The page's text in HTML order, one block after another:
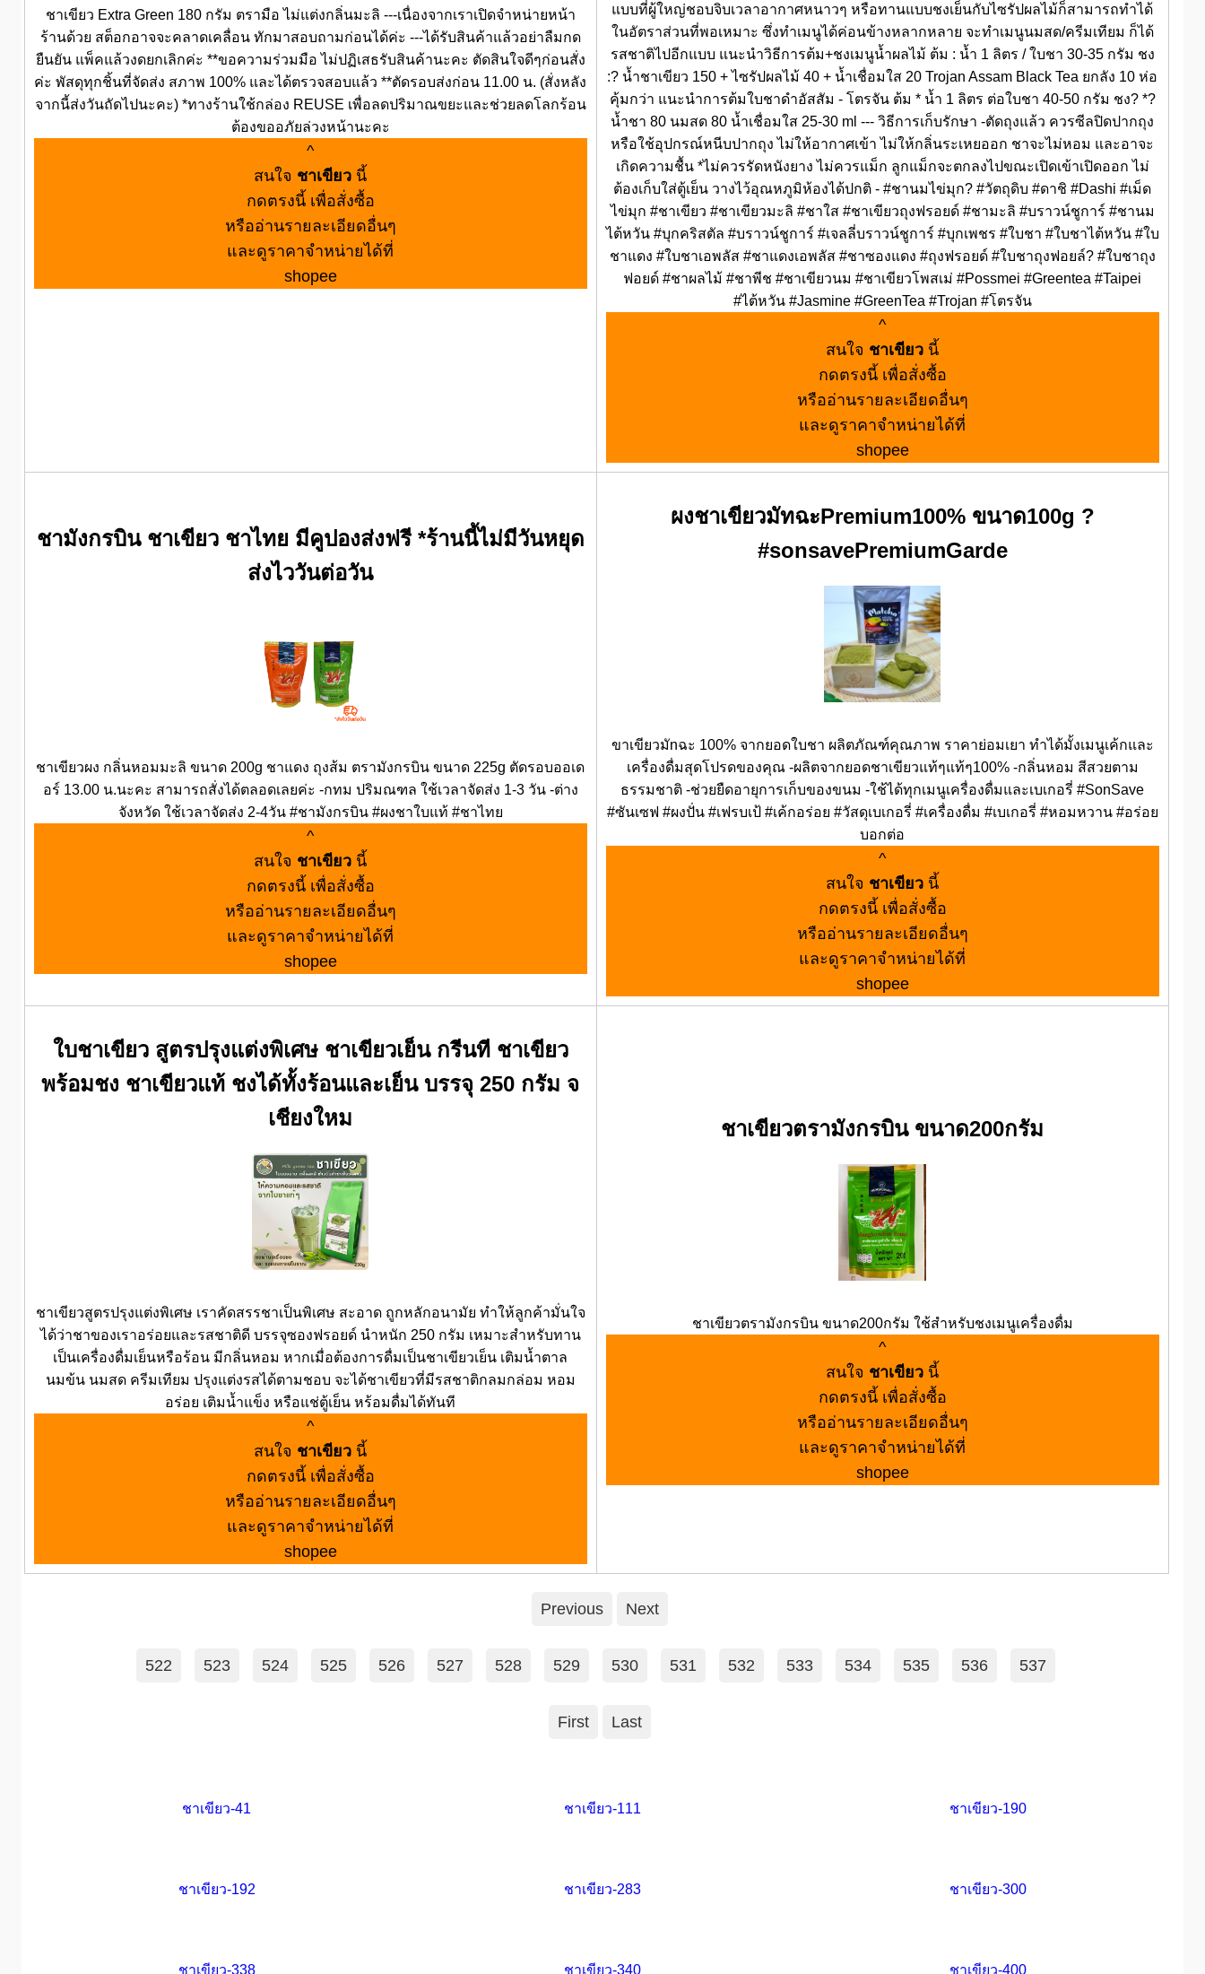
ชาเขียว Extra Green 180 กรัม ตรามือ ไม่แต่งกลิ่นมะลิ ---เนื่องจากเราเปิดจำหน่ายหน้า
ร้านด้วย สต็อกอาจจะคลาดเคลื่อน ทักมาสอบถามก่อนได้ค่ะ ---ได้รับสินค้าแล้วอย่าลืมกด
ยืนยัน แพ็คแล้วงดยกเลิกค่ะ **ขอความร่วมมือ ไม่ปฏิเสธรับสินค้านะคะ ตัดสินใจดีๆก่อนสั่ง
ค่ะ พัสดุทุกชิ้นที่จัดส่ง สภาพ 100% และได้ตรวจสอบแล้ว **ตัดรอบส่งก่อน 11.00 น. (สั่งหลัง
จากนี้ส่งวันถัดไปนะคะ) *ทางร้านใช้กล่อง REUSE เพื่อลดปริมาณขยะและช่วยลดโลกร้อน
ต้องขออภัยล่วงหน้านะคะ
^
สนใจ ชาเขียว นี้
กดตรงนี้ เพื่อสั่งซื้อ
หรืออ่านรายละเอียดอื่นๆ
และดูราคาจำหน่ายได้ที่
shopee
แบบที่ผู้ใหญ่ชอบจิบเวลาอากาศหนาวๆ หรือทานแบบชงเย็นกับไซรัปผลไม้ก็สามารถทำได้
ในอัตราส่วนที่พอเหมาะ ซึ่งทำเมนูได้ค่อนข้างหลากหลาย จะทำเมนูนมสด/ครีมเทียม ก็ได้
รสชาติไปอีกแบบ แนะนำวิธีการต้ม+ชงเมนูน้ำผลไม้ ต้ม : น้ำ 1 ลิตร / ใบชา 30-35 กรัม ชง
:? น้ำชาเขียว 150 + ไซรัปผลไม้ 40 + น้ำเชื่อมใส 20 Trojan Assam Black Tea ยกลัง 10 ห่อ
คุ้มกว่า แนะนำการต้มใบชาดำอัสสัม - โตรจัน ต้ม * น้ำ 1 ลิตร ต่อใบชา 40-50 กรัม ชง? *?
น้ำชา 80 นมสด 80 น้ำเชื่อมใส 25-30 ml --- วิธีการเก็บรักษา -ตัดถุงแล้ว ควรซีลปิดปากถุง
หรือใช้อุปกรณ์หนีบปากถุง ไม่ให้อากาศเข้า ไม่ให้กลิ่นระเหยออก ชาจะไม่หอม และอาจะ
เกิดความชื้น *ไม่ควรรัดหนังยาง ไม่ควรแม็ก ลูกแม็กจะตกลงไปขณะเปิดเข้าเปิดออก ไม่
ต้องเก็บใส่ตู้เย็น วางไว้อุณหภูมิห้องได้ปกติ - #ชานมไข่มุก? #วัตถุดิบ #ดาชิ #Dashi #เม็ด
ไข่มุก #ชาเขียว #ชาเขียวมะลิ #ชาใส #ชาเขียวถุงฟรอยด์ #ชามะลิ #บราวน์ชูการ์ #ชานม
ไต้หวัน #บุกคริสตัล #บราวน์ชูการ์ #เจลลี่บราวน์ชูการ์ #บุกเพชร #ใบชา #ใบชาไต้หวัน #ใบ
ชาแดง #ใบชาเอพลัส #ชาแดงเอพลัส #ชาซองแดง #ถุงฟรอยด์ #ใบชาถุงฟอยล์? #ใบชาถุง
ฟอยด์ #ชาผลไม้ #ชาพีช #ชาเขียวนม #ชาเขียวโพสเม่ #Possmei #Greentea #Taipei
#ไต้หวัน #Jasmine #GreenTea #Trojan #โตรจัน
^
สนใจ ชาเขียว นี้
กดตรงนี้ เพื่อสั่งซื้อ
หรืออ่านรายละเอียดอื่นๆ
และดูราคาจำหน่ายได้ที่
shopee
ชามังกรบิน ชาเขียว ชาไทย มีคูปองส่งฟรี *ร้านนี้ไม่มีวันหยุด
ส่งไววันต่อวัน
ชาเขียวผง กลิ่นหอมมะลิ ขนาด 200g ชาแดง ถุงส้ม ตรามังกรบิน ขนาด 225g ตัดรอบออเด
อร์ 13.00 น.นะคะ สามารถสั่งได้ตลอดเลยค่ะ -กทม ปริมณฑล ใช้เวลาจัดส่ง 1-3 วัน -ต่าง
จังหวัด ใช้เวลาจัดส่ง 2-4วัน #ชามังกรบิน #ผงชาใบแท้ #ชาไทย
^
สนใจ ชาเขียว นี้
กดตรงนี้ เพื่อสั่งซื้อ
หรืออ่านรายละเอียดอื่นๆ
และดูราคาจำหน่ายได้ที่
shopee
ผงชาเขียวมัทฉะPremium100% ขนาด100g ?
#sonsavePremiumGarde
ขาเขียวมัnฉะ 100% จากยอดใบชา ผลิตภัณฑ์คุณภาพ ราคาย่อมเยา ทำได้มั้งเมนูเค้กและ
เครื่องดื่มสุดโปรดของคุณ -ผลิตจากยอดชาเขียวแท้ๆแท้ๆ100% -กลิ่นหอม สีสวยตาม
ธรรมชาติ -ช่วยยืดอายุการเก็บของขนม -ใช้ได้ทุกเมนูเครื่องดื่มและเบเกอรี่ #SonSave
#ซันเซฟ #ผงปั่น #เฟรบเป้ #เค้กอร่อย #วัสดุเบเกอรี่ #เครื่องดื่ม #เบเกอรี่ #หอมหวาน #อร่อย
บอกต่อ
^
สนใจ ชาเขียว นี้
กดตรงนี้ เพื่อสั่งซื้อ
หรืออ่านรายละเอียดอื่นๆ
และดูราคาจำหน่ายได้ที่
shopee
ใบชาเขียว สูตรปรุงแต่งพิเศษ ชาเขียวเย็น กรีนที ชาเขียว
พร้อมชง ชาเขียวแท้ ชงได้ทั้งร้อนและเย็น บรรจุ 250 กรัม จ
เชียงใหม
ชาเขียวสูตรปรุงแต่งพิเศษ เราคัดสรรชาเป็นพิเศษ สะอาด ถูกหลักอนามัย ทำให้ลูกค้ามั่นใจ
ได้ว่าชาของเราอร่อยและรสชาติดี บรรจุซองฟรอยด์ นำหนัก 250 กรัม เหมาะสำหรับทาน
เป็นเครื่องดื่มเย็นหรือร้อน มีกลิ่นหอม หากเมื่อต้องการดื่มเป็นชาเขียวเย็น เติมน้ำตาล
นมข้น นมสด ครีมเทียม ปรุงแต่งรสได้ตามชอบ จะได้ชาเขียวที่มีรสชาติกลมกล่อม หอม
อร่อย เติมน้ำแข็ง หรือแช่ตู้เย็น หร้อมดื่มได้ทันที
^
สนใจ ชาเขียว นี้
กดตรงนี้ เพื่อสั่งซื้อ
หรืออ่านรายละเอียดอื่นๆ
และดูราคาจำหน่ายได้ที่
shopee
ชาเขียวตรามังกรบิน ขนาด200กรัม
ชาเขียวตรามังกรบิน ขนาด200กรัม ใช้สำหรับชงเมนูเครื่องดื่ม
^
สนใจ ชาเขียว นี้
กดตรงนี้ เพื่อสั่งซื้อ
หรืออ่านรายละเอียดอื่นๆ
และดูราคาจำหน่ายได้ที่
shopee
Previous Next
522 523 524 525 526 527 528 529 530 531 532 533 534 535 536 537
First Last
ชาเขียว-41 ชาเขียว-111 ชาเขียว-190
ชาเขียว-192 ชาเขียว-283 ชาเขียว-300
ชาเขียว-338 ชาเขียว-340 ชาเขียว-400